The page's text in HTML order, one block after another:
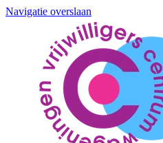
Navigatie overslaan